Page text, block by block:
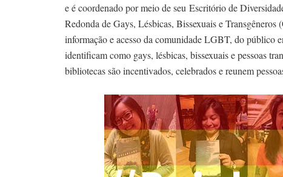
e é coordenado por meio de seu Escritório de
Redonda de Gays, Lésbicas, Bissexuais e
informação e acesso da comunidade LGBT, do público
identificam como gays, lésbicas, bissexuais e pessoas
bibliotecas são incentivados, celebrados e reunem